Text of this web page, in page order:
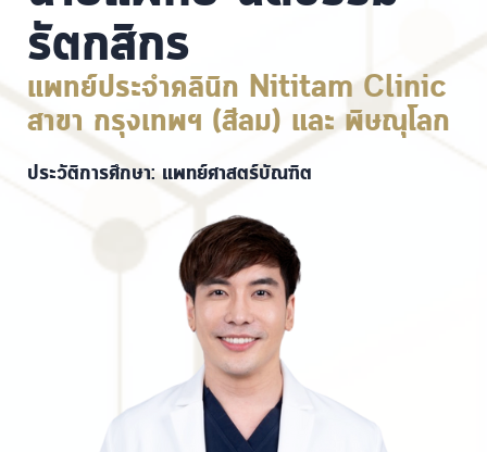
รัตกสิกร
แพทย์ประจำคลินิก Nititam Clinic
สาขา กรุงเทพฯ (สีลม) และ พิษณุโลก
ประวัติการศึกษา: แพทย์ศาสตร์บัณฑิต